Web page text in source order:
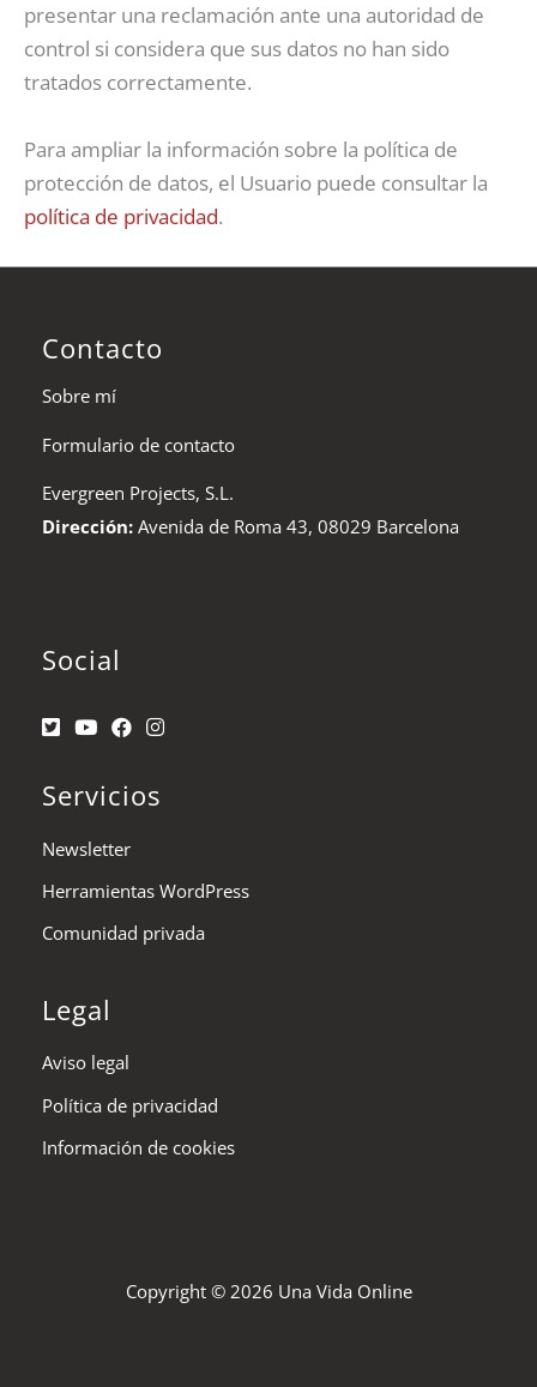
presentar una reclamación ante una autoridad de
control si considera que sus datos no han sido
tratados correctamente.
Para ampliar la información sobre la política de
protección de datos, el Usuario puede consultar la
política de privacidad.
Contacto
Sobre mí
Formulario de contacto
Evergreen Projects, S.L.
Dirección: Avenida de Roma 43, 08029 Barcelona
Social
Servicios
Newsletter
Herramientas WordPress
Comunidad privada
Legal
Aviso legal
Política de privacidad
Información de cookies
Copyright © 2026 Una Vida Online